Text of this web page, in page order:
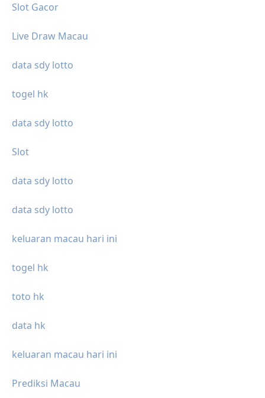
Slot Gacor
Live Draw Macau
data sdy lotto
togel hk
data sdy lotto
Slot
data sdy lotto
data sdy lotto
keluaran macau hari ini
togel hk
toto hk
data hk
keluaran macau hari ini
Prediksi Macau